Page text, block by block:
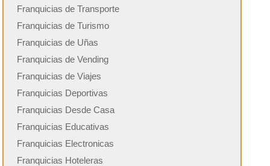
Franquicias de Transporte
Franquicias de Turismo
Franquicias de Uñas
Franquicias de Vending
Franquicias de Viajes
Franquicias Deportivas
Franquicias Desde Casa
Franquicias Educativas
Franquicias Electronicas
Franquicias Hoteleras